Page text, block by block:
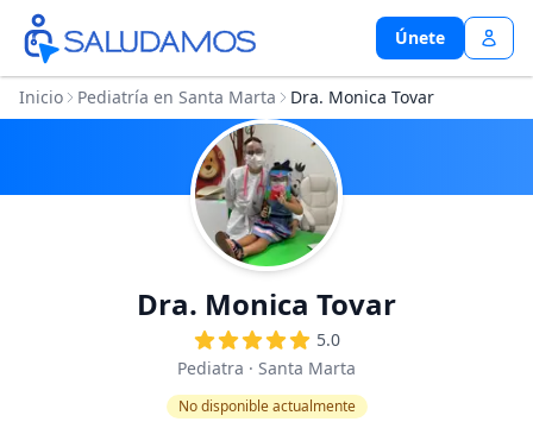
Únete
Únete
Inicio Pediatría en Santa Marta Dra. Monica Tovar
Dra. Monica Tovar
5.0
Pediatra · Santa Marta
No disponible actualmente